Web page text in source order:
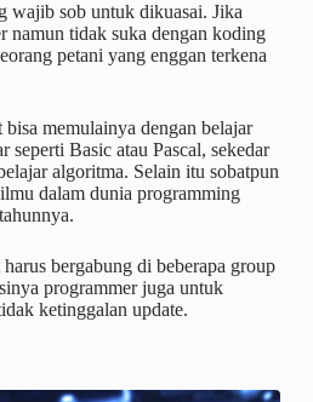
wajib sob untuk dikuasai. Jika
namun tidak suka dengan koding
petani yang enggan terkena
memulainya dengan belajar
seperti Basic atau Pascal, sekedar
algoritma. Selain itu sobatpun
dalam dunia programming
bergabung di beberapa group
programmer juga untuk
ketinggalan update.